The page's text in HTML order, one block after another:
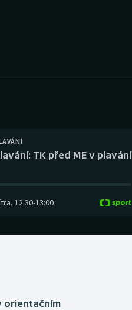
TK před ME v plavání
, 12:30-13:00
orientačním